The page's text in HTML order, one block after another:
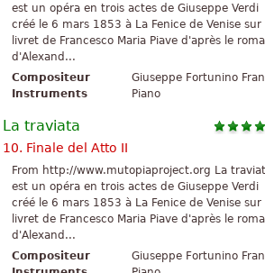
est un opéra en trois actes de Giuseppe Verdi
créé le 6 mars 1853 à La Fenice de Venise sur
livret de Francesco Maria Piave d'après le
d'Alexand...
Compositeur
Giuseppe Fortunino
Instruments
Piano
La traviata
10. Finale del Atto II
From http://www.mutopiaproject.org La
est un opéra en trois actes de Giuseppe Verdi
créé le 6 mars 1853 à La Fenice de Venise sur
livret de Francesco Maria Piave d'après le
d'Alexand...
Compositeur
Giuseppe Fortunino